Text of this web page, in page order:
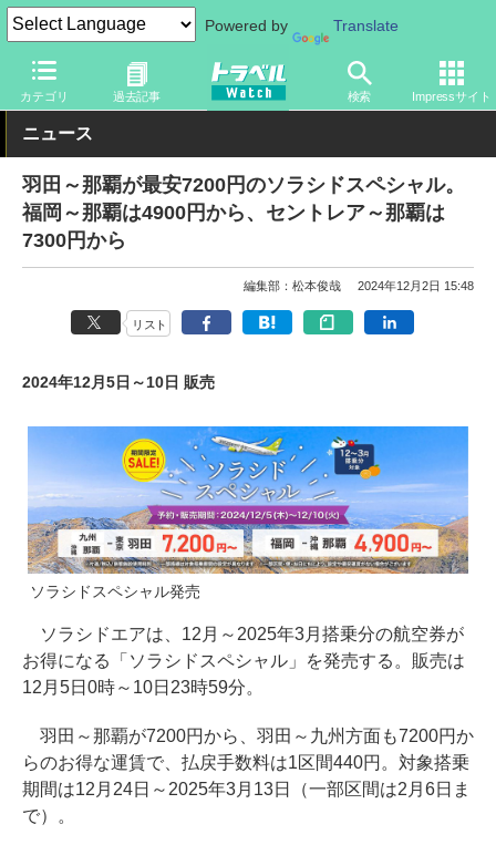
Powered by Translate
カテゴリ 過去記事 検索 Impressサイト
トラベル Watch 企業・政府・官庁 国内エアライン ソラシドエ
ニュース
羽田～那覇が最安7200円のソラシドスペシャル。
福岡～那覇は4900円から、セントレア～那覇は
7300円から
編集部：松本俊哉 2024年12月2日 15:48
リスト
2024年12月5日～10日 販売
ソラシドスペシャル発売
ソラシドエアは、12月～2025年3月搭乗分の航空券が
お得になる「ソラシドスペシャル」を発売する。販売は
12月5日0時～10日23時59分。
羽田～那覇が7200円から、羽田～九州方面も7200円か
らのお得な運賃で、払戻手数料は1区間440円。対象搭乗
期間は12月24日～2025年3月13日（一部区間は2月6日ま
で）。